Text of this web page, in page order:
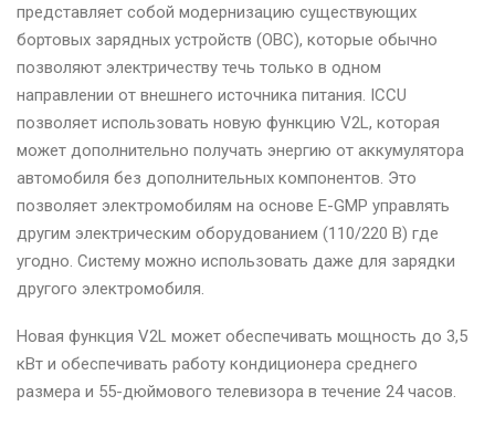
представляет собой модернизацию существующих
бортовых зарядных устройств (OBC), которые обычно
позволяют электричеству течь только в одном
направлении от внешнего источника питания. ICCU
позволяет использовать новую функцию V2L, которая
может дополнительно получать энергию от аккумулятора
автомобиля без дополнительных компонентов. Это
позволяет электромобилям на основе E-GMP управлять
другим электрическим оборудованием (110/220 В) где
угодно. Систему можно использовать даже для зарядки
другого электромобиля.
Новая функция V2L может обеспечивать мощность до 3,5
кВт и обеспечивать работу кондиционера среднего
размера и 55-дюймового телевизора в течение 24 часов.